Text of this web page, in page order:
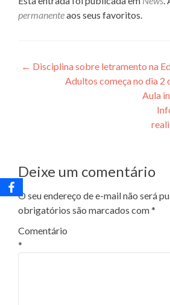
permanenteaos seus favoritos.
Navegação
← Disciplina sobre letramento na
Adultos começa no dia 2
Aula
Deixe um comentário
O seu endereço de e-mail não será
obrigatórios são marcados com*
Comentário
*